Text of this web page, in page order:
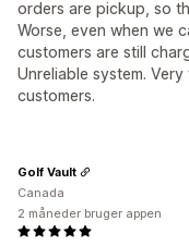
orders are pickup, so
Worse, even when we
customers are still
Unreliable system.
customers.
Golf Vault
Canada
2 måneder bruger appen